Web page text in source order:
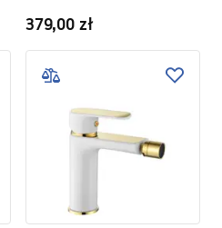
379,00 zł